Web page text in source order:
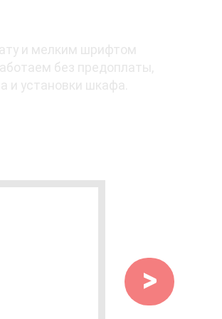
и мелким шрифтом
без предоплаты,
и установки шкафа.
>